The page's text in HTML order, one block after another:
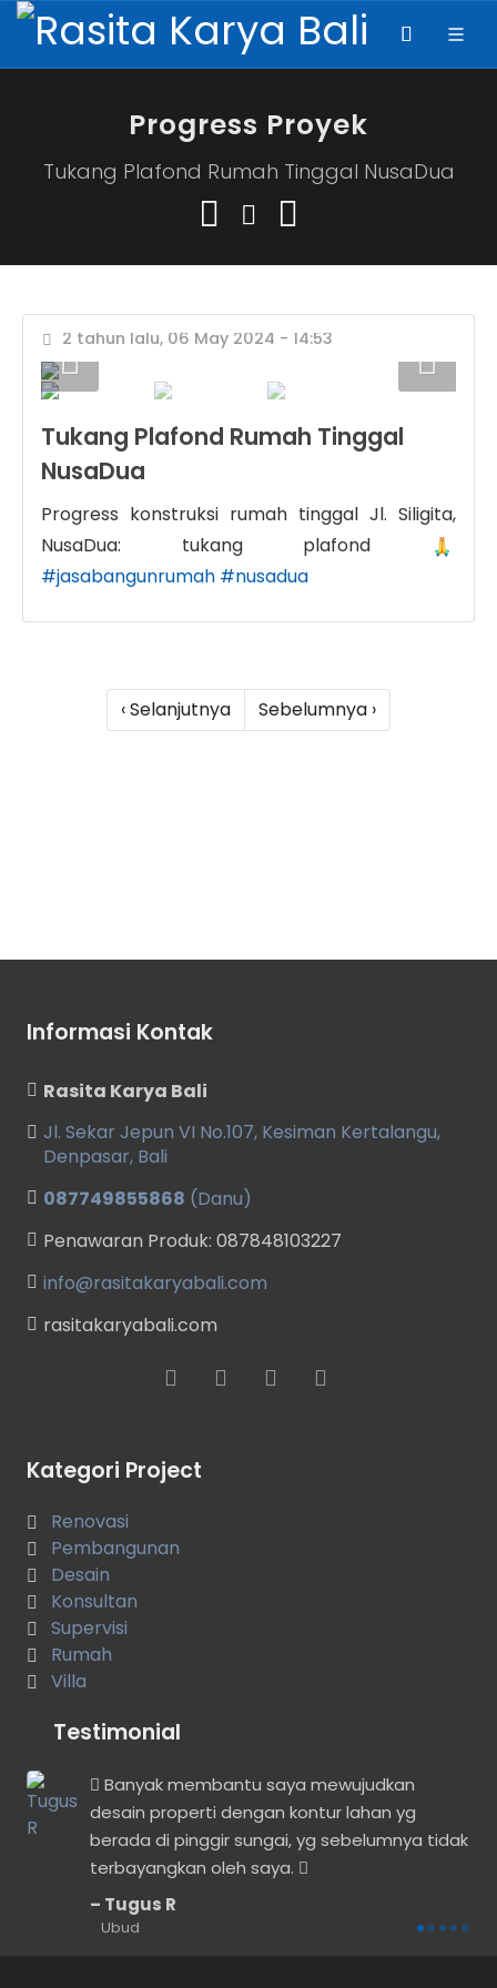
Progress Proyek
Tukang Plafond Rumah Tinggal NusaDua
2 tahun lalu, 06 May 2024 - 14:53
Tukang Plafond Rumah Tinggal
NusaDua
Progress konstruksi rumah tinggal Jl. Siligita,
NusaDua: tukang plafond
#jasabangunrumah #nusadua
‹ Selanjutnya Sebelumnya ›
Informasi Kontak
Rasita Karya Bali
Jl. Sekar Jepun VI No.107, Kesiman Kertalangu,
Denpasar, Bali
087749855868 (Danu)
Penawaran Produk: 087848103227
info@rasitakaryabali.com
rasitakaryabali.com
Kategori Project
Renovasi
Pembangunan
Desain
Konsultan
Supervisi
Rumah
Villa
Testimonial
Banyak membantu saya mewujudkan
desain properti dengan kontur lahan yg
berada di pinggir sungai, yg sebelumnya tidak
terbayangkan oleh saya.
Tugus R
Ubud